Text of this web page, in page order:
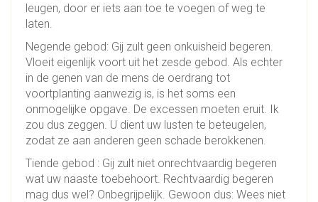
leugen, door er iets aan toe te voegen of weg te
laten.
Negende gebod: Gij zult geen onkuisheid begeren.
Vloeit eigenlijk voort uit het zesde gebod. Als echter
in de genen van de mens de oerdrang tot
voortplanting aanwezig is, is het soms een
onmogelijke opgave. De excessen moeten eruit. Ik
zou dus zeggen. U dient uw lusten te beteugelen,
zodat ze aan anderen geen schade berokkenen.
Tiende gebod : Gij zult niet onrechtvaardig begeren
wat uw naaste toebehoort. Rechtvaardig begeren
mag dus wel? Onbegrijpelijk. Gewoon dus: Wees niet